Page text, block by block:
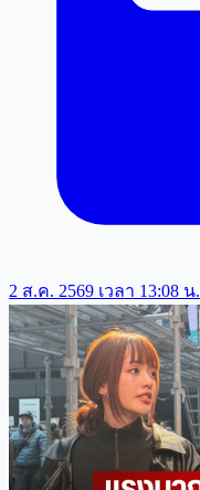
2 ส.ค. 2569 เวลา 13:08 น.